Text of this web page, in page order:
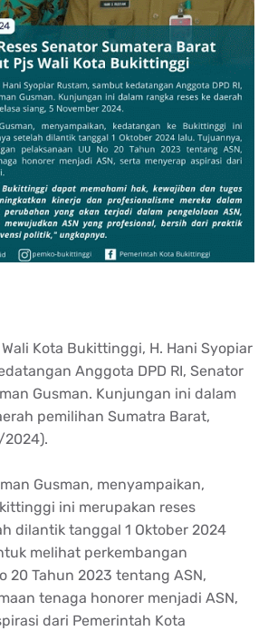
Kota Bukittinggi, H. Hani Syopiar
Anggota DPD RI, Senator
Gusman. Kunjungan ini dalam
pemilihan Sumatra Barat,
2024).
Gusman, menyampaikan,
ini merupakan reses
dilantik tanggal 1 Oktober 2024
melihat perkembangan
20 Tahun 2023 tentang ASN,
tenaga honorer menjadi ASN,
dari Pemerintah Kota